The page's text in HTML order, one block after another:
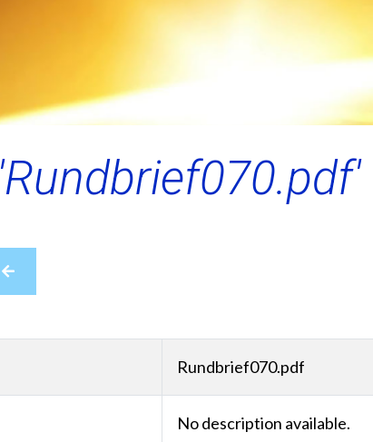
'Rundbrief070.pdf'
Rundbrief070.pdf
No description available.